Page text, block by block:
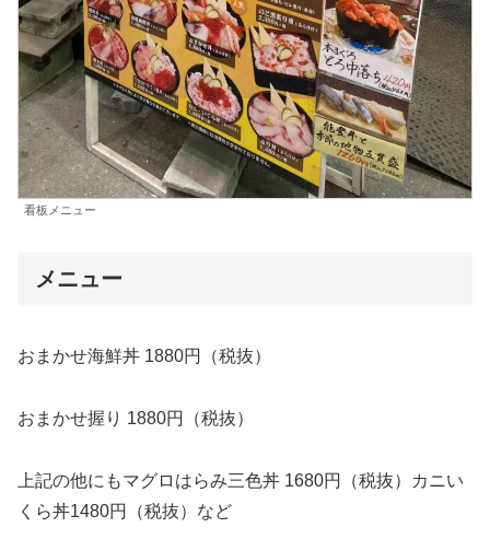
看板メニュー
メニュー
おまかせ海鮮丼 1880円（税抜）
おまかせ握り 1880円（税抜）
上記の他にもマグロはらみ三色丼 1680円（税抜）カニい
くら丼1480円（税抜）など